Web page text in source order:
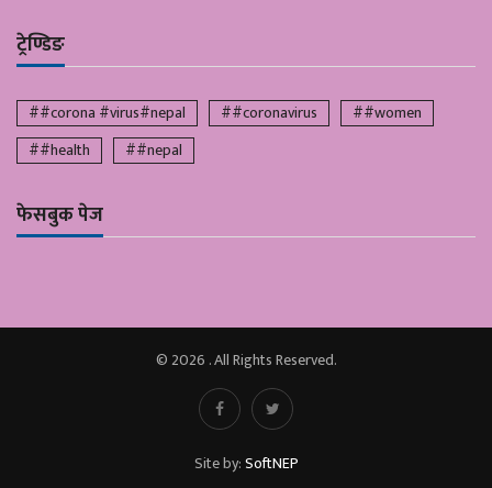
ट्रेण्डिङ
##corona #virus#nepal ##coronavirus
##women
##health
##nepal
फेसबुक पेज
© 2026 . All Rights Reserved.
Site by:SoftNEP